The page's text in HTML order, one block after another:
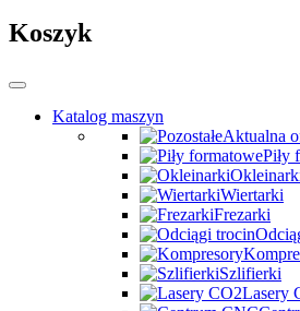
Koszyk
Katalog maszyn
Aktualna
Piły
Wiertarki
Frezarki
Szlifierki
Lasery